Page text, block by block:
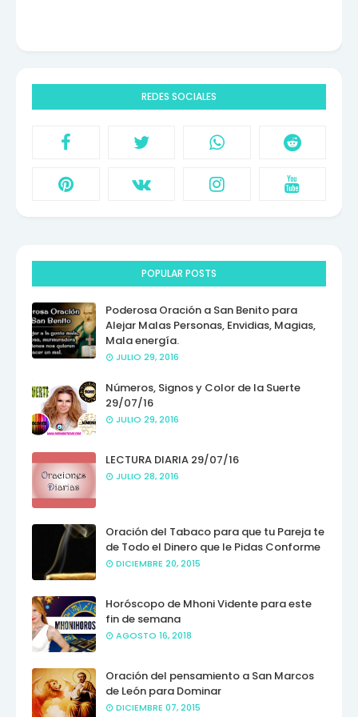
REDES SOCIALES
POPULAR POSTS
Poderosa Oración a San Benito para
Alejar Malas Personas, Envidias, Magias,
Mala energía.
JULIO 29, 2016
Números, Signos y Color de la Suerte
29/07/16
JULIO 29, 2016
LECTURA DIARIA 29/07/16
JULIO 28, 2016
Oración del Tabaco para que tu Pareja te
de Todo el Dinero que le Pidas Conforme
DICIEMBRE 20, 2015
Horóscopo de Mhoni Vidente para este
fin de semana
AGOSTO 16, 2018
Oración del pensamiento a San Marcos
de León para Dominar
DICIEMBRE 07, 2015